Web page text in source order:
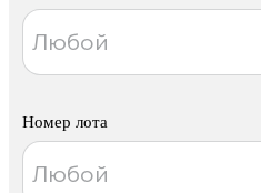
Номер лота